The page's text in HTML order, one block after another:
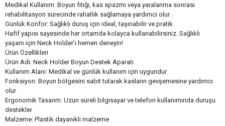
Medikal Kullanım: Boyun fıtığı, kas spazmı veya yaralanma sonrası
rehabilitasyon sürecinde rahatlık sağlamaya yardımcı olur.
Günlük Konfor: Sağlıklı duruş için ideal, taşınabilir ve pratik.
Hafif yapısı sayesinde her ortamda kolayca kullanabilirsiniz. Sağlıklı
yaşam için Neck Holder’ı hemen deneyin!
Ürün Özellikleri
Ürün Adı: Neck Holder Boyun Destek Aparatı
Kullanım Alanı: Medikal ve günlük kullanım için uygundur
Fonksiyon: Boyun bölgesini sabit tutarak kasların gevşemesine yardımcı
olur
Ergonomik Tasarım: Uzun süreli bilgisayar ve telefon kullanımında duruşu
destekler
Malzeme: Plastik dayanıklı malzeme